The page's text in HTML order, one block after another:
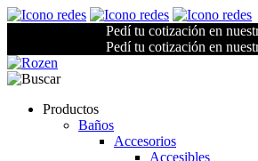
Pedí tu cotización en
Pedí tu cotización en
Productos
Baños
Accesorios
Accesibles